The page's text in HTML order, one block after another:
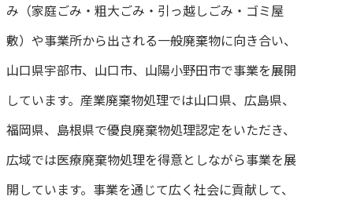
み（家庭ごみ・粗大ごみ・引っ越しごみ・ゴミ屋
敷）や事業所から出される一般廃棄物に向き合い、
山口県宇部市、山口市、山陽小野田市で事業を展開
しています。産業廃棄物処理では山口県、広島県、
福岡県、島根県で優良廃棄物処理認定をいただき、
広域では医療廃棄物処理を得意としながら事業を展
開しています。事業を通じて広く社会に貢献して、